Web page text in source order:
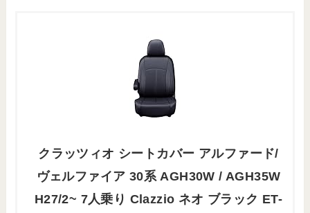
クラッツィオ シートカバー アルファード/
ヴェルファイア 30系 AGH30W / AGH35W
H27/2~ 7人乗り Clazzio ネオ ブラック ET-